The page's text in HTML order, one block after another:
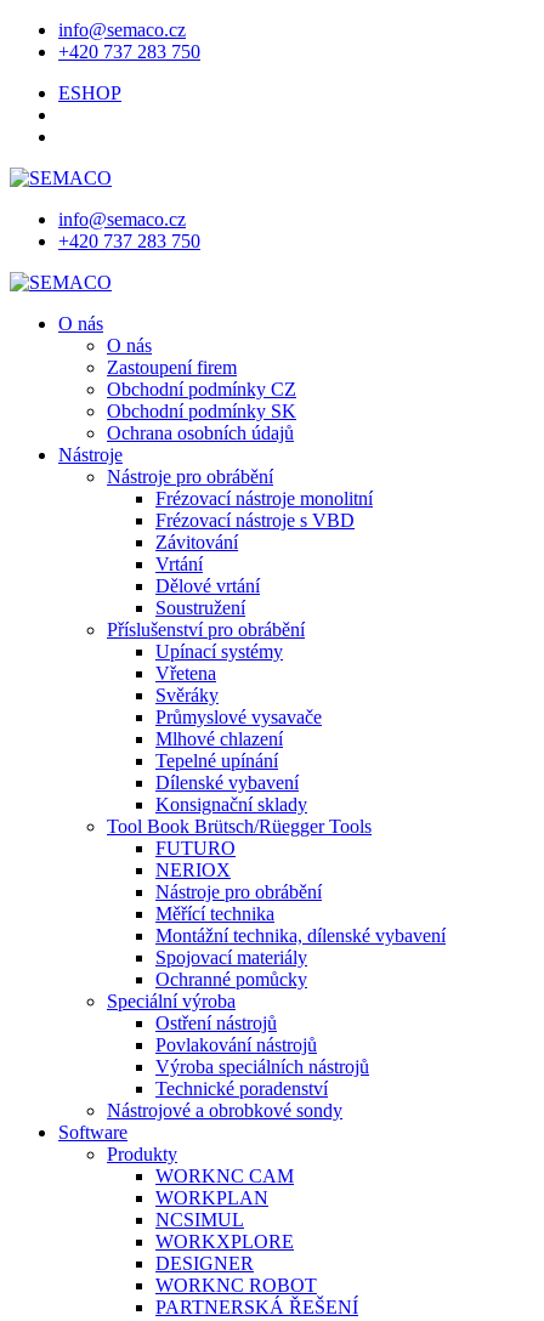
info@semaco.cz
+420 737 283 750
ESHOP
info@semaco.cz
+420 737 283 750
O nás
O nás
Zastoupení firem
Obchodní podmínky CZ
Obchodní podmínky SK
Ochrana osobních údajů
Nástroje
Nástroje pro obrábění
Frézovací nástroje monolitní
Frézovací nástroje s VBD
Závitování
Vrtání
Dělové vrtání
Soustružení
Příslušenství pro obrábění
Upínací systémy
Vřetena
Svěráky
Průmyslové vysavače
Mlhové chlazení
Tepelné upínání
Dílenské vybavení
Konsignační sklady
Tool Book Brütsch/Rüegger Tools
FUTURO
NERIOX
Nástroje pro obrábění
Měřící technika
Montážní technika, dílenské vybavení
Spojovací materiály
Ochranné pomůcky
Speciální výroba
Ostření nástrojů
Povlakování nástrojů
Výroba speciálních nástrojů
Technické poradenství
Nástrojové a obrobkové sondy
Software
Produkty
WORKNC CAM
WORKPLAN
NCSIMUL
WORKXPLORE
DESIGNER
WORKNC ROBOT
PARTNERSKÁ ŘEŠENÍ